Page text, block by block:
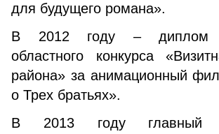
для будущего романа».
В 2012 году – диплом
областного конкурса
района» за анимационный
о Трех братьях».
В 2013 году главный